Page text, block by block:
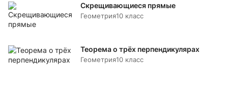
Скрещивающиеся прямые
Геометрия10 класс
Теорема о трёх перпендикулярах
Геометрия10 класс